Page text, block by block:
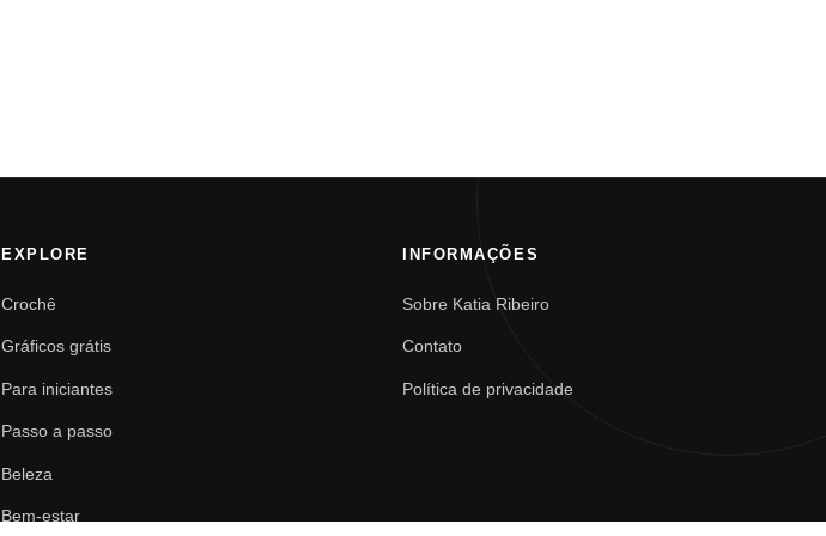
EXPLORE
Crochê
Gráficos grátis
Para iniciantes
Passo a passo
Beleza
Bem-estar
INFORMAÇÕES
Sobre Katia Ribeiro
Contato
Política de privacidade